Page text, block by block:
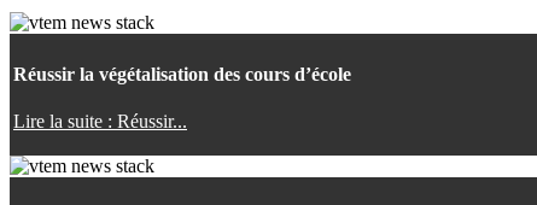
Réussir la végétalisation des cours d’école
Lire la suite : Réussir...